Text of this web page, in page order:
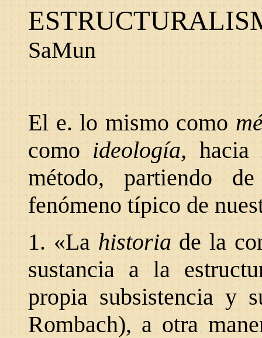
SaMun
El e. lo mismo como
comoideología,hacia
método, partiendo
fenómeno típico de
1. «Lahistoriade la
sustancia a la
propia subsistenciay
Rombach), a otra